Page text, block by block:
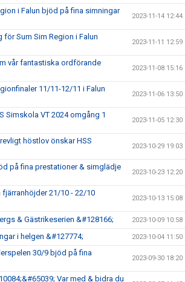
i Falun bjöd på fina simningar
2023-11-14 12:44
för Sum Sim Region i Falun
2023-11-11 12:59
vår fantastiska ordförande
2023-11-08 15:16
11/11-12/11 i Falun
2023-11-06 13:50
Simskola VT 2024 omgång 1
2023-11-05 12:30
höstlov önskar HSS
2023-10-29 19:03
på fina prestationer & simglädje
2023-10-23 12:20
21/10 - 22/10
2023-10-13 15:08
& Gästrikeserien &#128166; 2023-10-09 10:58
i helgen &#127774; 2023-10-04 11:50
30/9 bjöd på fina
2023-09-30 18:20
Var med & bidra du